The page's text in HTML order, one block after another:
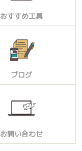
おすすめ工具
ブログ
お問い合わせ